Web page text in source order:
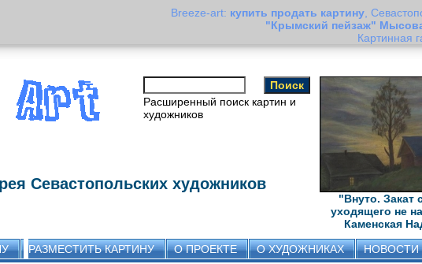
Breeze-art: купить продать картину ,
"Крымский пейзаж"
Картинная
Расширенный поиск картин и
художников
"Внуто. Закат
уходящего не
Каменская
Севастопольских художников
РАЗМЕСТИТЬ КАРТИНУ О ПРОЕКТЕ О ХУДОЖНИКАХ
НОВОСТИ